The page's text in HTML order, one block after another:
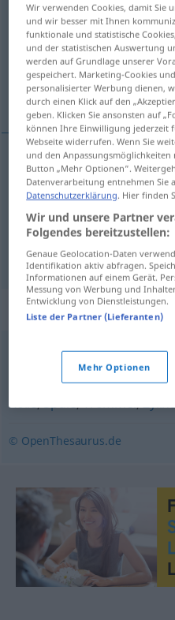
Walzef TECH
Übersicht aller
(Für mehr Details die
вал -у, валик, цилиндр,
валpräposa.-у,валик
цилиндр Walze Form
каток,-каgen Walze
Synonyme für
Rolle,Spule,Trommel,
© OpenThesaurus.de
Wir verwenden Cookies, damit Sie
und wir besser mit Ihnen
funktionale und statistische
und der statistischen Auswertung
werden auf Grundlage unserer
gespeichert. Marketing-Cookies
personalisierter Werbung dienen,
durch einen Klick auf den
geben. Klicken Sie ansonsten auf
können Ihre Einwilligung jederzeit
Webseite widerrufen. Wenn Sie
und den Anpassungsmöglichkeiten
Button „Mehr Optionen“.
Datenverarbeitung entnehmen Sie
Datenschutzerklärung. Hier finden
Wir und unsere Partner
Folgendes bereitzustellen:
Genaue Geolocation-Daten
Identifikation aktiv abfragen.
Informationen auf einem Gerät.
Messung von Werbung und
Entwicklung von Dienstleistungen.
Liste der Partner (Lieferanten)
Mehr Optionen